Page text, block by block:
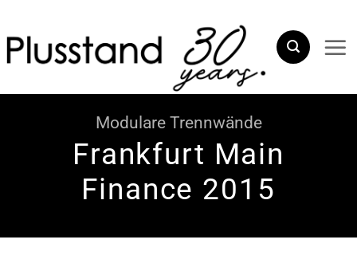
Inhalt
springen
Modulare Trennwände
Frankfurt Main
Finance 2015